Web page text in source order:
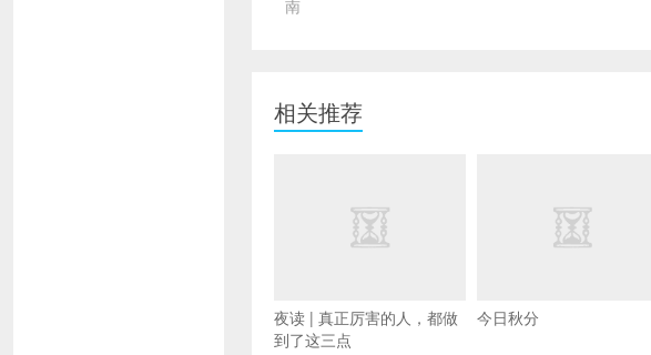
南
相关推荐
夜读 | 真正厉害的人，都做
到了这三点
今日秋分